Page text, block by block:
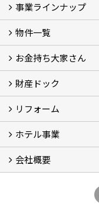
事業ラインナップ
三光ソフラン株式会
資産運用
収益物件
賃貸管理 (2)
土地有効活用 (3)
相続対策・コンサル
不動産買取・売買・
リフォーム
空き家・空き地対策
設計・施工・建築請
物件一覧
物件一覧
フォトギャラリー
弊社施工事例3D写真
お金持ち大家さん
お金持ち大家さん
資産運用コラム (15)
お金持ち大家さんセ
財産ドック
財産ドック
リフォーム
リフォーム
ホテル事業
三光ソフランの収益
ホテル一覧
宿泊施設の主な経営
京都での相続税対策
京都での収益用ホ
訪日外国人旅行者数
よくある質問
会社概要
三光ソフランについ
リクルート情報（
リクルート情報（
プライバシーポリ